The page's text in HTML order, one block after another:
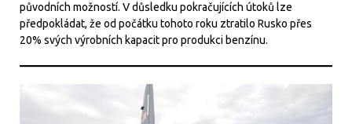
původních možností. V důsledku pokračujících útoků lze
předpokládat, že od počátku tohoto roku ztratilo Rusko přes
20% svých výrobních kapacit pro produkci benzínu.